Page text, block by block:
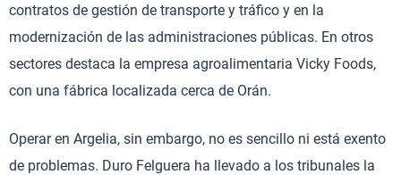
contratos de gestión de transporte y tráfico y en la
modernización de las administraciones públicas. En otros
sectores destaca la empresa agroalimentaria Vicky Foods,
con una fábrica localizada cerca de Orán.
Operar en Argelia, sin embargo, no es sencillo ni está exento
de problemas. Duro Felguera ha llevado a los tribunales la